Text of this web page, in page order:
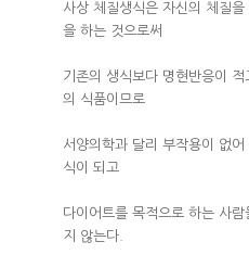
사상 체질생식은 자신의 체질
을 하는 것으로써
기존의 생식보다 명현반응이
의 식품이므로
서양의학과 달리 부작용이 없
식이 되고
다이어트를 목적으로 하는 사람
지 않는다.